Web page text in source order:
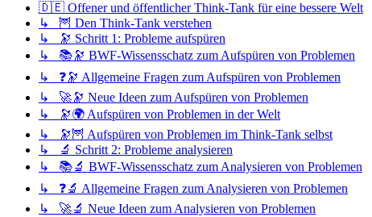
🇩🇪 Offener und öffentlicher Think-Tank für eine bessere Welt
↳ 🦉 Den Think-Tank verstehen
↳ 🔭 Schritt 1: Probleme aufspüren
↳ 📚🔭 BWF-Wissensschatz zum Aufspüren von Problemen
↳ ❓🔭 Allgemeine Fragen zum Aufspüren von Problemen
↳ 🚀🔭 Neue Ideen zum Aufspüren von Problemen
↳ 🔭🌍 Aufspüren von Problemen in der Welt
↳ 🔭🦉 Aufspüren von Problemen im Think-Tank selbst
↳ 🔬 Schritt 2: Probleme analysieren
↳ 📚🔬 BWF-Wissensschatz zum Analysieren von Problemen
↳ ❓🔬 Allgemeine Fragen zum Analysieren von Problemen
↳ 🚀🔬 Neue Ideen zum Analysieren von Problemen